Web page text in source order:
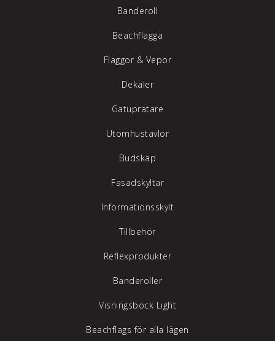
Banderoll
Beachflagga
Flaggor & Vepor
Dekaler
Gatupratare
Utomhustavlor
Budskap
Fasadskyltar
Informationsskylt
Tillbehör
Reflexprodukter
Banderoller
Visningsbock Light
Beachflags för alla lägen